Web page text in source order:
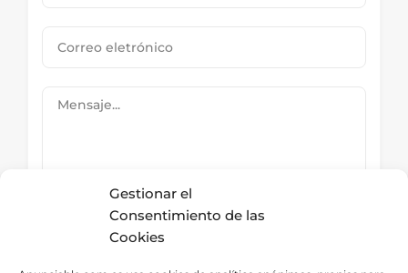
Gestionar el
Consentimiento de las
CookiesSubmit Now